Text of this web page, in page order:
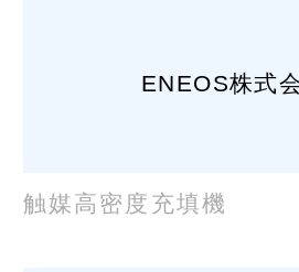
ENEOS株式
触媒高密度充填機